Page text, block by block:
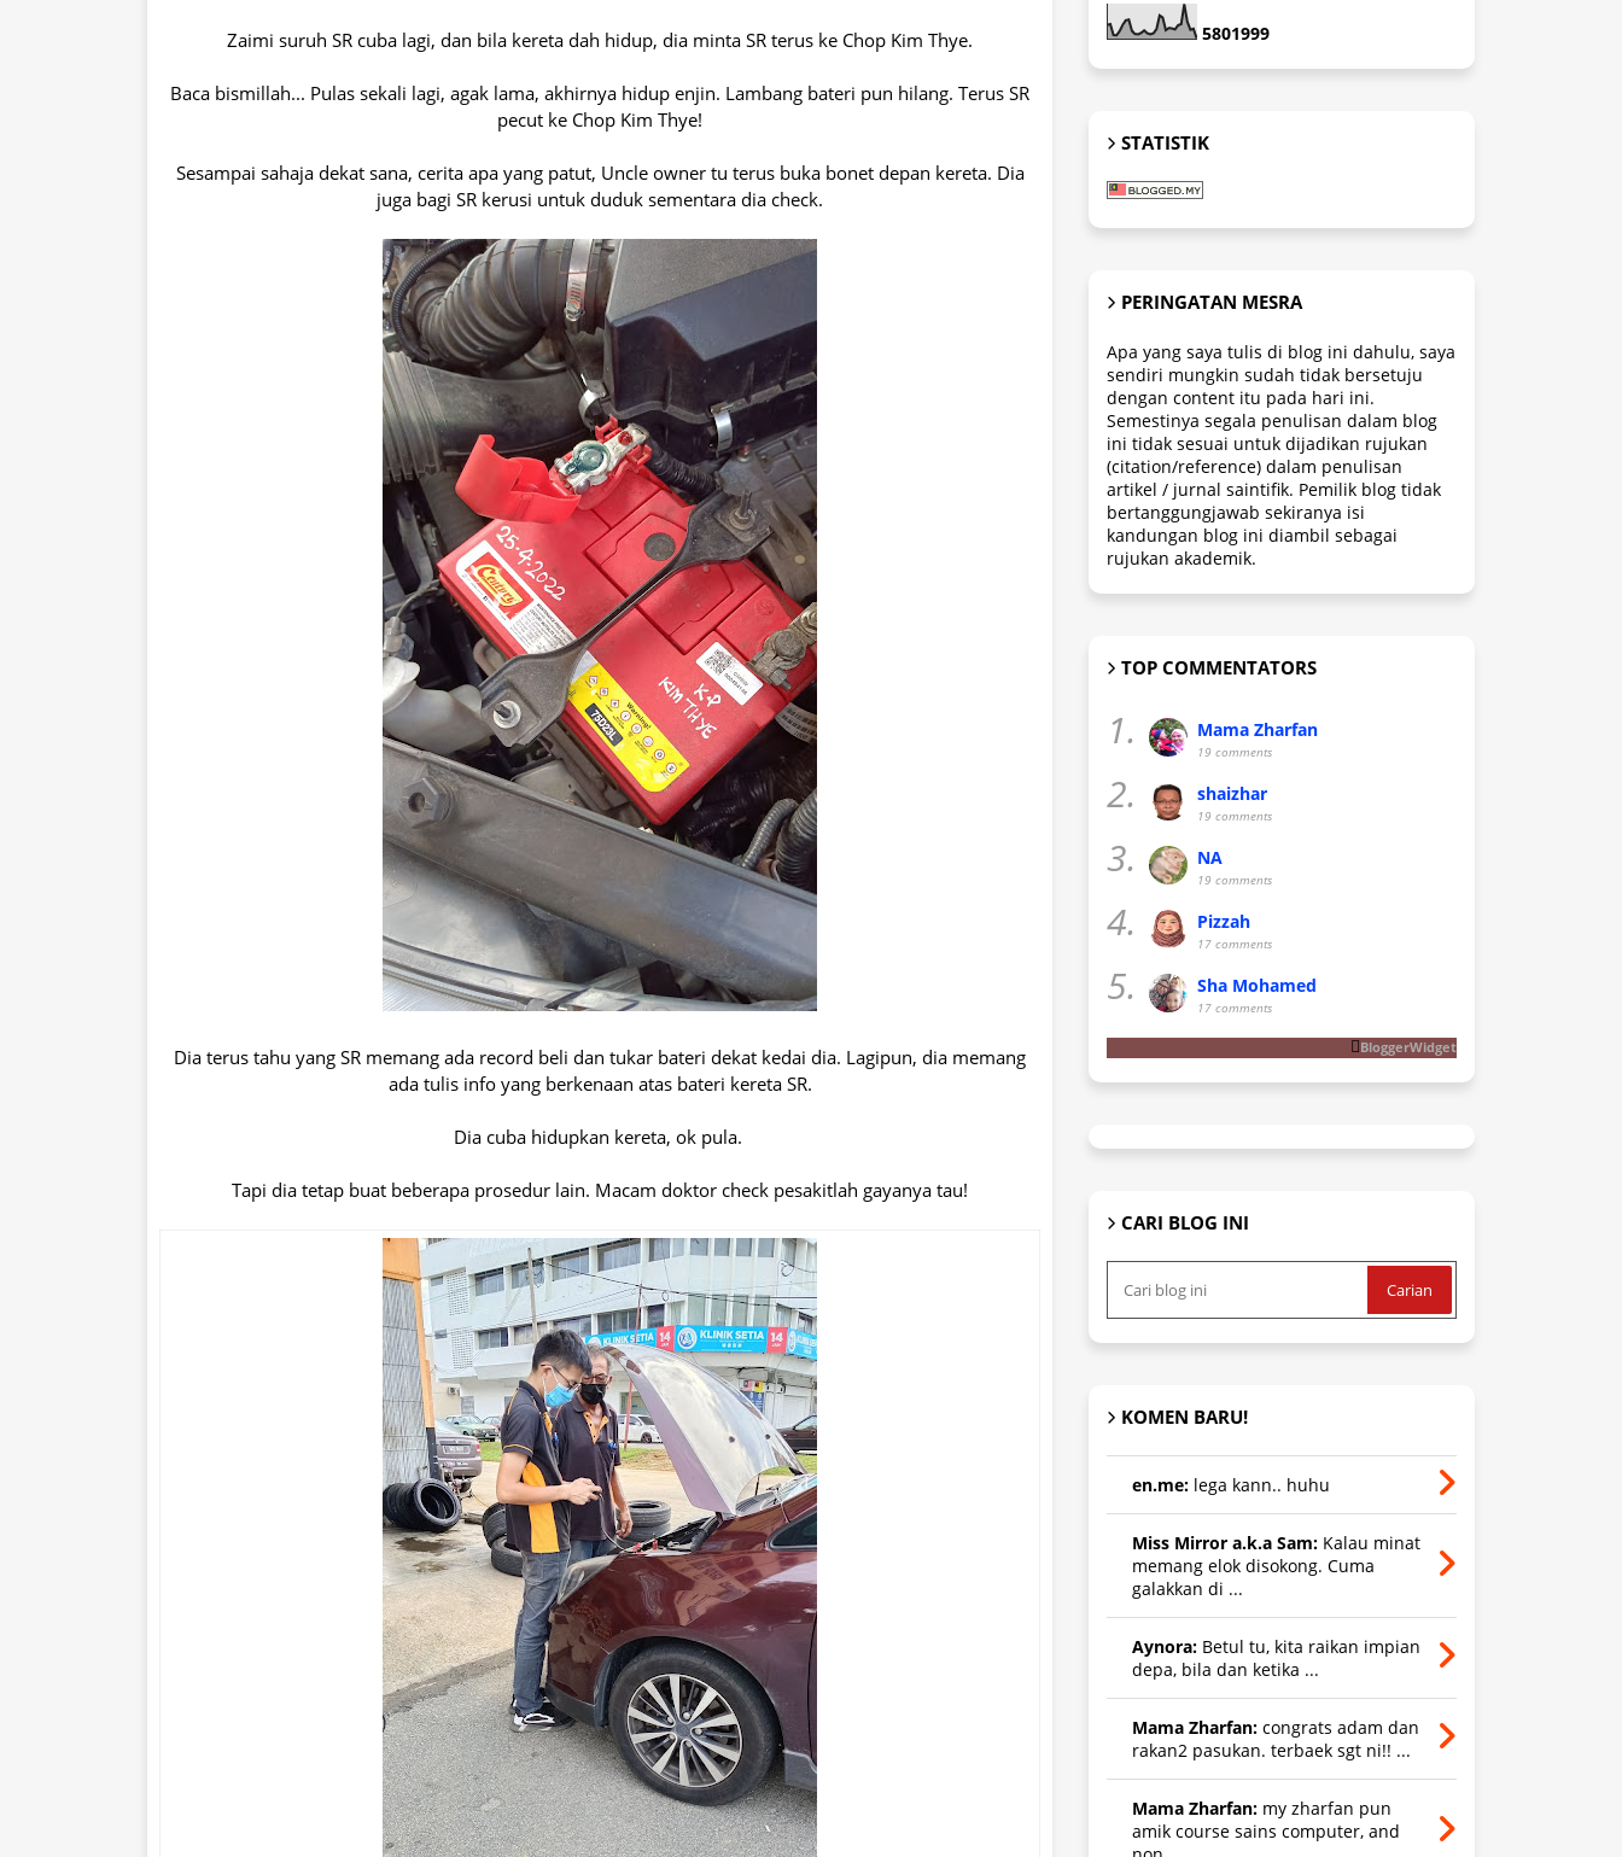
Zaimi suruh SR cuba lagi, dan bila kereta dah hidup, dia minta SR terus ke Chop Kim Thye.
Baca bismillah... Pulas sekali lagi, agak lama, akhirnya hidup enjin. Lambang bateri pun hilang. Terus SR
pecut ke Chop Kim Thye!
Sesampai sahaja dekat sana, cerita apa yang patut, Uncle owner tu terus buka bonet depan kereta. Dia
juga bagi SR kerusi untuk duduk sementara dia check.
Dia terus tahu yang SR memang ada record beli dan tukar bateri dekat kedai dia. Lagipun, dia memang
ada tulis info yang berkenaan atas bateri kereta SR.
Dia cuba hidupkan kereta, ok pula.
Tapi dia tetap buat beberapa prosedur lain. Macam doktor check pesakitlah gayanya tau!
5801999
STATISTIK
PERINGATAN MESRA
Apa yang saya tulis di blog ini dahulu, saya
sendiri mungkin sudah tidak bersetuju
dengan content itu pada hari ini.
Semestinya segala penulisan dalam blog
ini tidak sesuai untuk dijadikan rujukan
(citation/reference) dalam penulisan
artikel / jurnal saintifik. Pemilik blog tidak
bertanggungjawab sekiranya isi
kandungan blog ini diambil sebagai
rujukan akademik.
TOP COMMENTATORS
1. Mama Zharfan
19 comments
2. shaizhar
19 comments
3. NA
19 comments
4. Pizzah
17 comments
5. Sha Mohamed
17 comments
BloggerWidget
CARI BLOG INI
KOMEN BARU!
en.me: lega kann.. huhu
Miss Mirror a.k.a Sam: Kalau minat
memang elok disokong. Cuma
galakkan di ...
Aynora: Betul tu, kita raikan impian
depa, bila dan ketika ...
Mama Zharfan: congrats adam dan
rakan2 pasukan. terbaek sgt ni!! ...
Mama Zharfan: my zharfan pun
amik course sains computer, and